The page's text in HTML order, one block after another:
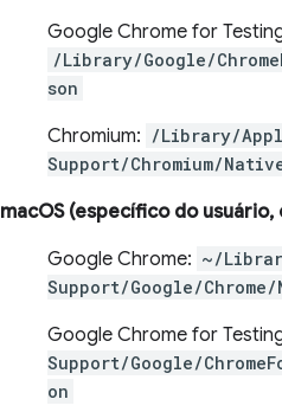
Google Chrome for
/Library/Google/
son
Chromium: /Library/
Support/Chromium/
macOS (específico do usuário,
Google Chrome: ~/
Support/Google/
Google Chrome for
Support/Google/
on